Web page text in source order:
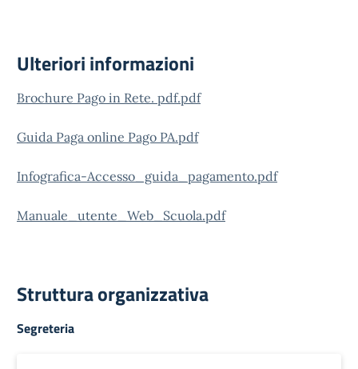
Ulteriori informazioni
Brochure Pago in Rete. pdf.pdf
Guida Paga online Pago PA.pdf
Infografica-Accesso_guida_pagamento.pdf
Manuale_utente_Web_Scuola.pdf
Struttura organizzativa
Segreteria